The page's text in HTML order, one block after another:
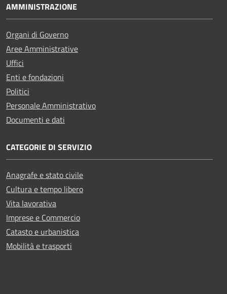
AMMINISTRAZIONE
Organi di Governo
Aree Amministrative
Uffici
Enti e fondazioni
Politici
Personale Amministrativo
Documenti e dati
CATEGORIE DI SERVIZIO
Anagrafe e stato civile
Cultura e tempo libero
Vita lavorativa
Imprese e Commercio
Catasto e urbanistica
Mobilità e trasporti